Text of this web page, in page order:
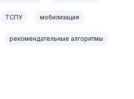
ТСПУ мобилизация
рекомендательные алгоритмы